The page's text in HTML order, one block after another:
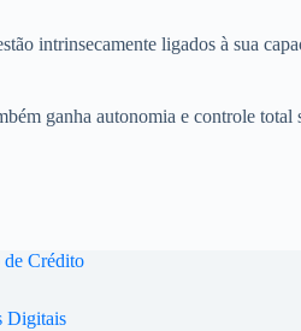
intrinsecamente ligados à sua
ganha autonomia e controle
de Crédito
Digitais